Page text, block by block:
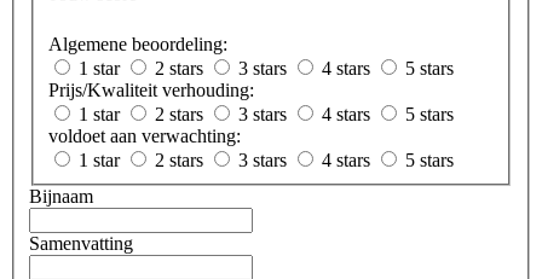
Algemene beoordeling:
1 star
2 stars 3 stars 4 stars
5 stars
Prijs/Kwaliteit verhouding:
1 star
2 stars 3 stars 4 stars
5 stars
voldoet aan verwachting:
1 star
2 stars 3 stars 4 stars
5 stars
Bijnaam
Samenvatting